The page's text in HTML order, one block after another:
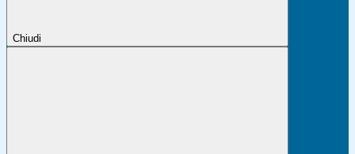
Chiudi